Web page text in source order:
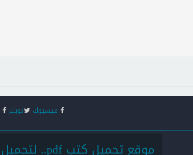
فيسبوك تويتر
موقع تحميل كتب pdf.. لتحميل وقراءة كتب pdf أونلاين: